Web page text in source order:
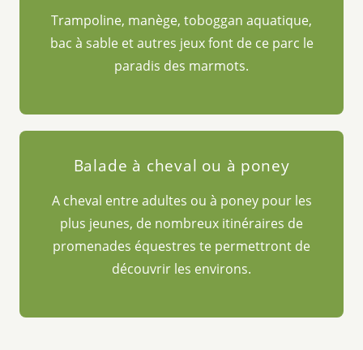
Trampoline, manège, toboggan aquatique,
bac à sable et autres jeux font de ce parc le
paradis des marmots.
Balade à cheval ou à poney
A cheval entre adultes ou à poney pour les
plus jeunes, de nombreux itinéraires de
promenades équestres te permettront de
découvrir les environs.